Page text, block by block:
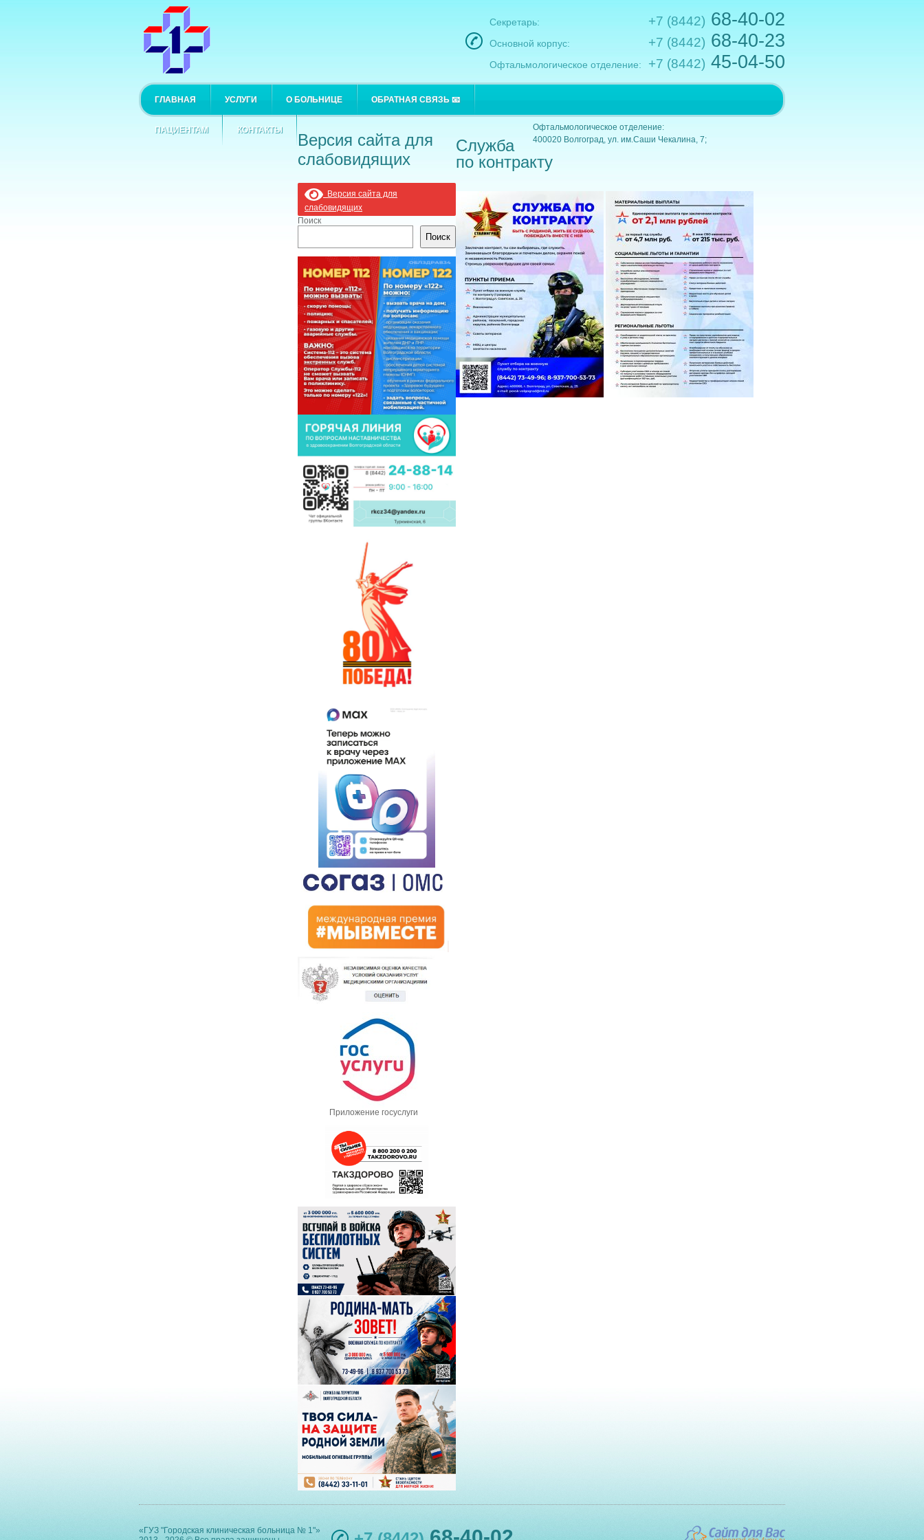
Секретарь: +7 (8442) 68-40-02
Основной корпус: +7 (8442) 68-40-23
Офтальмологическое отделение: +7 (8442) 45-04-50
Офтальмологическое отделение:
400020 Волгоград, ул. им.Саши Чекалина, 7;
ГЛАВНАЯ УСЛУГИ О БОЛЬНИЦЕ ОБРАТНАЯ СВЯЗЬ 📧
ПАЦИЕНТАМ КОНТАКТЫ
Версия сайта для
слабовидящих
Версия сайта для
слабовидящих
Поиск
Поиск
Приложение госуслуги
Служба
по контракту
«ГУЗ "Городская клиническая больница № 1"»